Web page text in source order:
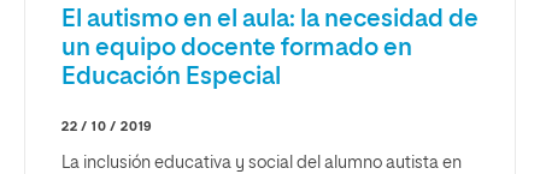
El autismo en el aula: la necesidad de
un equipo docente formado en
Educación Especial
22 / 10 / 2019
La inclusión educativa y social del alumno autista en